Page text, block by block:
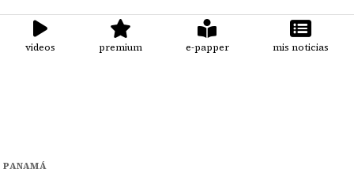
videos premium e-papper mis noticias
PANAMÁ